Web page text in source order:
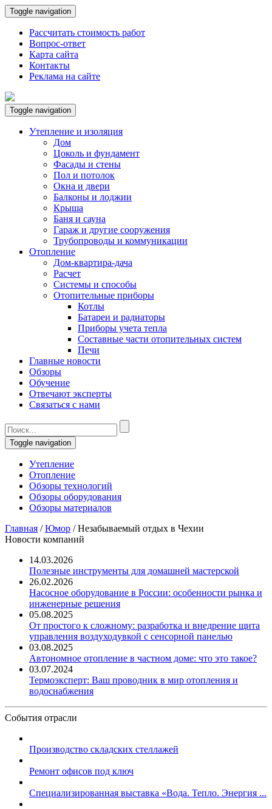
Toggle navigation
Рассчитать стоимость работ
Вопрос-ответ
Карта сайта
Контакты
Реклама на сайте
Toggle navigation
Утепление и изоляция
Дом
Цоколь и фундамент
Фасады и стены
Пол и потолок
Окна и двери
Балконы и лоджии
Крыша
Баня и сауна
Гараж и другие сооружения
Трубопроводы и коммуникации
Отопление
Дом-квартира-дача
Расчет
Системы и способы
Отопительные приборы
Котлы
Батареи и радиаторы
Приборы учета тепла
Составные части отопительных систем
Печи
Главные новости
Обзоры
Обучение
Отвечают эксперты
Связаться с нами
Toggle navigation
Утепление
Отопление
Обзоры технологий
Обзоры оборудования
Обзоры материалов
Главная /Юмор /Незабываемый отдых в Чехии
Новости компаний
14.03.2026
Полезные инструменты для домашней мастерской
26.02.2026
Насосное оборудование в России: особенности рынка и
инженерные решения
05.08.2025
От простого к сложному: разработка и внедрение щита
управления воздуходувкой с сенсорной панелью
03.08.2025
Автономное отопление в частном доме: что это такое?
03.07.2024
Термоэксперт: Ваш проводник в мир отопления и
водоснабжения
События отрасли
Производство складских стеллажей
Ремонт офисов под ключ
Специализированная выставка «Вода. Тепло. Энергия ...